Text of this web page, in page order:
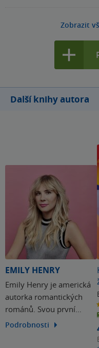
Zobrazit
Další knihy autora
EMILY HENRY
Emily Henry je americká
autorka romantických
románů. Svou první
knihu pro mladé dospělé
Podrobnosti
z
5